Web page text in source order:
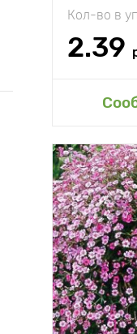
Кол-во в
2.39
Высота
Растояние
растениями